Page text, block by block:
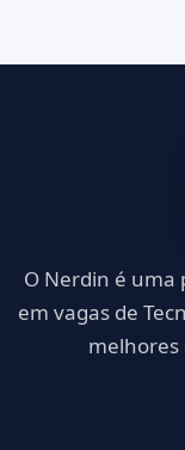
O Nerdin é uma
em vagas de
melhores